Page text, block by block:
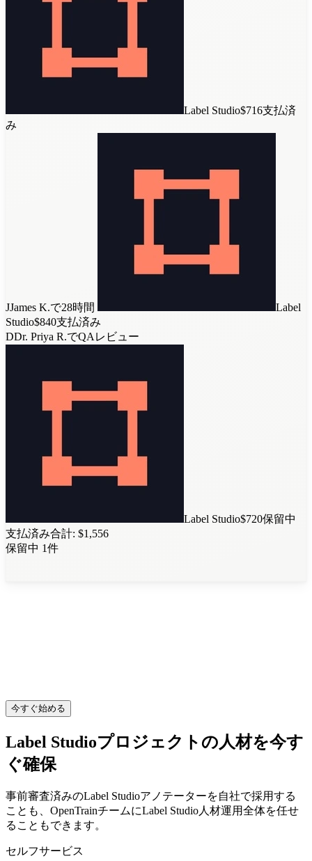
Label Studio$716支払済
み
JJames K.で28時間
Label
Studio$840支払済み
DDr. Priya R.でQAレビュー
Label Studio$720保留中
支払済み合計: $1,556
保留中 1件
今すぐ始める
Label Studioプロジェクトの人材を今す
ぐ確保
事前審査済みのLabel Studioアノテーターを自社で採用する
ことも、OpenTrainチームにLabel Studio人材運用全体を任せ
ることもできます。
セルフサービス